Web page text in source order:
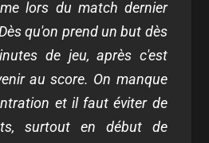
lors du match dernier
qu'on prend un but dès
de jeu, après c'est
au score. On manque
et il faut éviter de
surtout en début de